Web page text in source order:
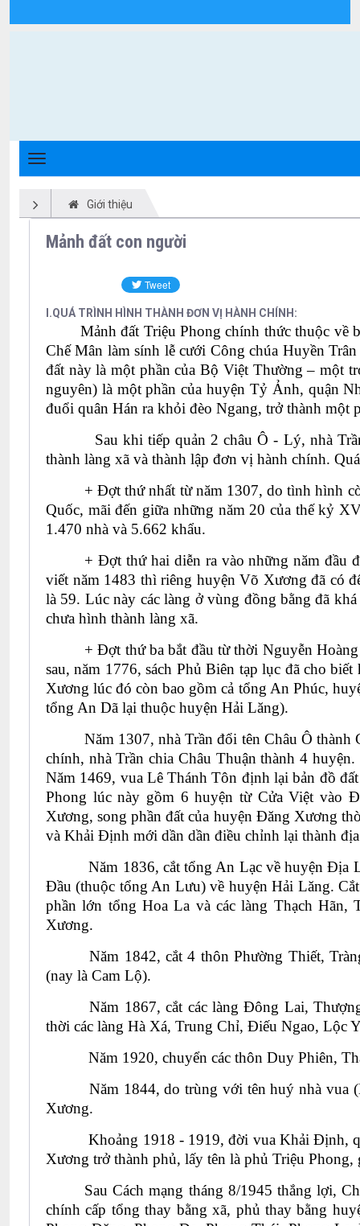
Giới thiệu
Mảnh đất con người
I.QUÁ TRÌNH HÌNH THÀNH ĐƠN VỊ HÀNH CHÍNH:
Mảnh đất Triệu Phong chính thức thuộc về
Chế Mân làm sính lễ cưới Công chúa Huyền
đất này là một phần của Bộ Việt Thường – một
nguyên) là một phần của huyện Tỷ Ảnh, quận
đuổi quân Hán ra khỏi đèo Ngang, trở thành một
Sau khi tiếp quản 2 châu Ô - Lý, nhà Trần
thành làng xã và thành lập đơn vị hành chính.
+ Đợt thứ nhất từ năm 1307, do tình hình
Quốc, mãi đến giữa những năm 20 của thế kỷ
1.470 nhà và 5.662 khẩu.
+ Đợt thứ hai diễn ra vào những năm đầu
viết năm 1483 thì riêng huyện Võ Xương đã có
là 59. Lúc này các làng ở vùng đồng bằng đã
chưa hình thành làng xã.
+ Đợt thứ ba bắt đầu từ thời Nguyễn
sau, năm 1776, sách Phủ Biên tạp lục đã cho
Xương lúc đó còn bao gồm cả tổng An Phúc,
tổng An Dã lại thuộc huyện Hải Lăng).
Năm 1307, nhà Trần đổi tên Châu Ô
chính, nhà Trần chia Châu Thuận thành 4
Năm 1469, vua Lê Thánh Tôn định lại bản đồ
Phong lúc này gồm 6 huyện từ Cửa Việt vào
Xương, song phần đất của huyện Đăng Xương
và Khải Định mới dần dần điều chỉnh lại thành
Năm 1836, cắt tổng An Lạc về huyện
Đầu (thuộc tổng An Lưu) về huyện Hải Lăng.
phần lớn tổng Hoa La và các làng Thạch
Xương.
Năm 1842, cắt 4 thôn Phường Thiết,
(nay là Cam Lộ).
Năm 1867, cắt các làng Đông Lai,
thời các làng Hà Xá, Trung Chỉ, Điếu Ngao, Lộc
Năm 1920, chuyển các thôn Duy Phiên,
Năm 1844, do trùng với tên huý nhà vua
Xương.
Khoảng 1918 - 1919, đời vua Khải Định,
Xương trở thành phủ, lấy tên là phủ Triệu
Sau Cách mạng tháng 8/1945 thắng lợi,
chính cấp tổng thay bằng xã, phủ thay bằng